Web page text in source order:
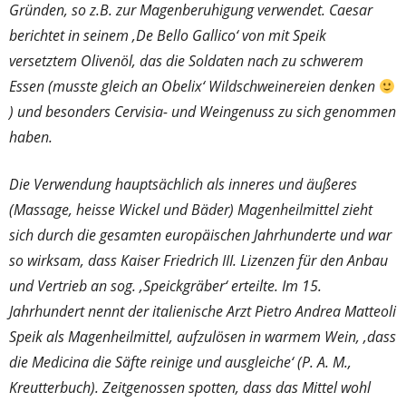
Gründen, so z.B. zur Magenberuhigung verwendet. Caesar
berichtet in seinem ‚De Bello Gallico‘ von mit Speik
versetztem Olivenöl, das die Soldaten nach zu schwerem
Essen (musste gleich an Obelix‘ Wildschweinereien denken
) und besonders Cervisia- und Weingenuss zu sich genommen
haben.
Die Verwendung hauptsächlich als inneres und äußeres
(Massage, heisse Wickel und Bäder) Magenheilmittel zieht
sich durch die gesamten europäischen Jahrhunderte und war
so wirksam, dass Kaiser Friedrich III. Lizenzen für den Anbau
und Vertrieb an sog. ‚Speickgräber‘ erteilte. Im 15.
Jahrhundert nennt der italienische Arzt Pietro Andrea Matteoli
Speik als Magenheilmittel, aufzulösen in warmem Wein, ‚dass
die Medicina die Säfte reinige und ausgleiche‘ (P. A. M.,
Kreutterbuch). Zeitgenossen spotten, dass das Mittel wohl